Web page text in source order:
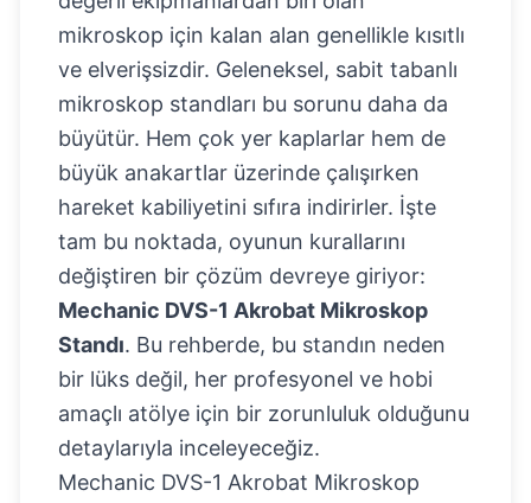
mikroskop için kalan alan genellikle kısıtlı
ve elverişsizdir. Geleneksel, sabit tabanlı
mikroskop standları bu sorunu daha da
büyütür. Hem çok yer kaplarlar hem de
büyük anakartlar üzerinde çalışırken
hareket kabiliyetini sıfıra indirirler. İşte
tam bu noktada, oyunun kurallarını
değiştiren bir çözüm devreye giriyor:
Mechanic DVS-1 Akrobat Mikroskop
Standı. Bu rehberde, bu standın neden
bir lüks değil, her profesyonel ve hobi
amaçlı atölye için bir zorunluluk olduğunu
detaylarıyla inceleyeceğiz.
Mechanic DVS-1 Akrobat Mikroskop